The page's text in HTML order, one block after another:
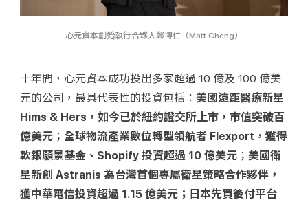
心元資本創始執行合夥人鄭博仁（Matt Cheng）
十年間，心元資本成功投出多家超過 10 億及 100 億美
元的公司，最具代表性的投資包括：美國遠距醫療新星
Hims & Hers，如今已於紐約證交所上市，市值突破百
億美元 ；全球物流產業數位轉型領航者 Flexport，獲得
軟銀願景基金、Shopify 投資超過 10 億美元 ；美國衛
星新創 Astranis 為台灣首個專屬衛星策略合作夥伴，
獲中華電信投資超過 1.15 億美元；日本先買後付平台